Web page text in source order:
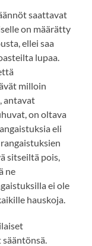
saattavat
on määrätty
ellei saa
lupaa.
milloin
antavat
on oltava
eli
sitseiltä pois,
ne
ei ole
hauskoja.